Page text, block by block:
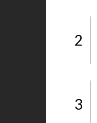
2
3